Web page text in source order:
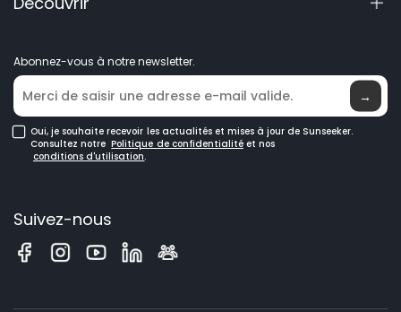
Robots tondeuses GPS
Manuels et Vidéos
Elite Lab
Trouver un Revendeur
Abonnez-vous à notre newsletter.
→
Oui, je souhaite recevoir les actualités et mises à jour de Sunseeker.
Consultez notre Politique de confidentialitéet nos
conditions d'utilisation.
Suivez-nous